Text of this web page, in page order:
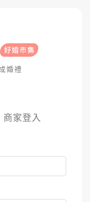
婚禮
商家登入